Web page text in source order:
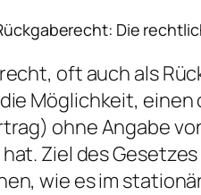
Die
oft auch als
Möglichkeit,
ohne Angabe
Ziel des
wie es im